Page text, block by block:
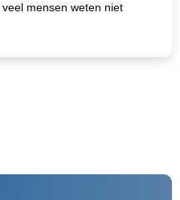
mensen weten niet